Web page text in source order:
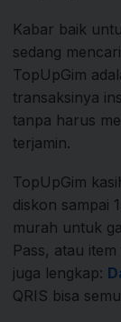
Kabar baik
sedang
TopUpGim
transaksinya
tanpa harus
terjamin.
TopUpGim
diskon sampai
murah untuk
Pass, atau
juga lengkap:
QRIS bisa